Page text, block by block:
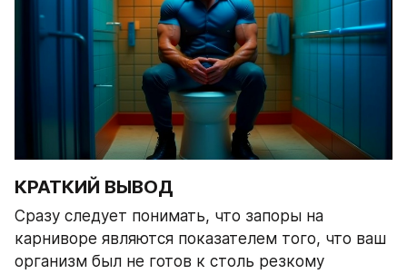
КРАТКИЙ ВЫВОД
Сразу следует понимать, что запоры на
карниворе являются показателем того, что ваш
организм был не готов к столь резкому